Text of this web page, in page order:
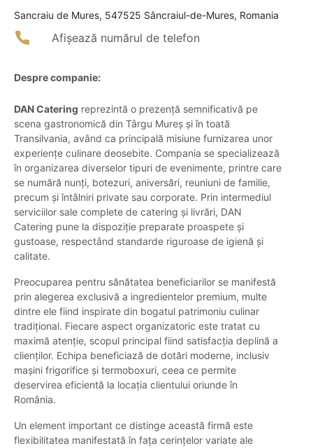
Sancraiu de Mures, 547525 Sâncraiul-de-Mures, Romania
Afișează numărul de telefon
Despre companie:
DAN Catering reprezintă o prezență semnificativă pe
scena gastronomică din Târgu Mureș și în toată
Transilvania, având ca principală misiune furnizarea unor
experiențe culinare deosebite. Compania se specializează
în organizarea diverselor tipuri de evenimente, printre care
se numără nunți, botezuri, aniversări, reuniuni de familie,
precum și întâlniri private sau corporate. Prin intermediul
serviciilor sale complete de catering și livrări, DAN
Catering pune la dispoziție preparate proaspete și
gustoase, respectând standarde riguroase de igienă și
calitate.
Preocuparea pentru sănătatea beneficiarilor se manifestă
prin alegerea exclusivă a ingredientelor premium, multe
dintre ele fiind inspirate din bogatul patrimoniu culinar
tradițional. Fiecare aspect organizatoric este tratat cu
maximă atenție, scopul principal fiind satisfacția deplină a
clienților. Echipa beneficiază de dotări moderne, inclusiv
mașini frigorifice și termoboxuri, ceea ce permite
deservirea eficientă la locația clientului oriunde în
România.
Un element important ce distinge această firmă este
flexibilitatea manifestată în fața cerințelor variate ale